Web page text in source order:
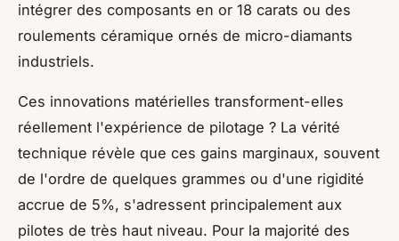
intégrer des composants en or 18 carats ou des
roulements céramique ornés de micro-diamants
industriels.
Ces innovations matérielles transforment-elles
réellement l'expérience de pilotage ? La vérité
technique révèle que ces gains marginaux, souvent
de l'ordre de quelques grammes ou d'une rigidité
accrue de 5%, s'adressent principalement aux
pilotes de très haut niveau. Pour la majorité des